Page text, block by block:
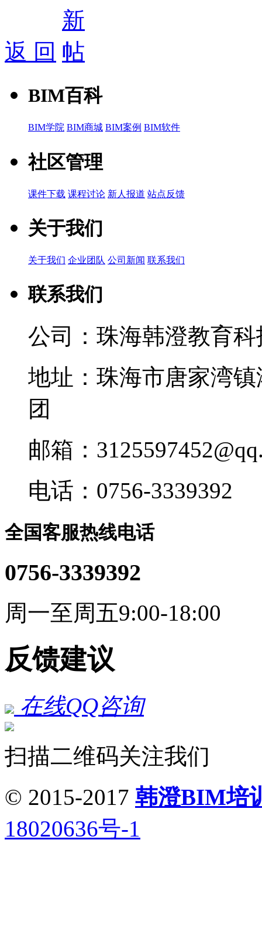
返 回
BIM百科
BIM学院 BIM商城 BIM案例 BIM软件
社区管理
课件下载 课程讨论 新人报道 站点反馈
关于我们
关于我们 企业团队 公司新闻 联系我们
联系我们
公司：珠海韩澄教育
地址：珠海市唐家湾
团
邮箱：
电话：0756-3339392
全国客服热线电话
0756-3339392
周一至周五9:00-18:00
反馈建议
在线QQ咨询
扫描二维码关注我们
© 2015-2017 韩澄BIM培
18020636号-1